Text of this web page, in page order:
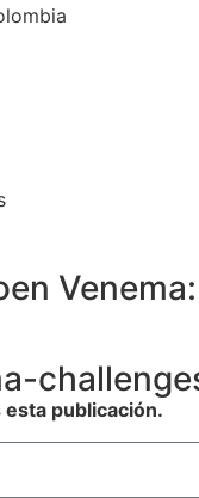
publicación.